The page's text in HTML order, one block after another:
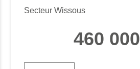
Secteur Wissous
460